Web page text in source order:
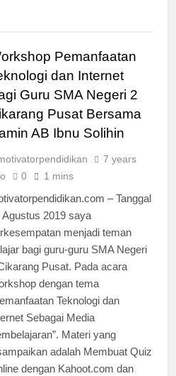
Pemanfaatan
dan Internet
Guru SMA Negeri 2
Pusat Bersama
AB Ibnu Solihin
7 years
0 1 mins
– Tanggal
Agustus 2019 saya
menjadi teman
bagi guru-guru SMA Negeri
Pusat. Pada acara
dengan tema
Teknologi dan
Sebagai Media
Materi yang
adalah Membuat Quiz
dengan Kahoot.com dan